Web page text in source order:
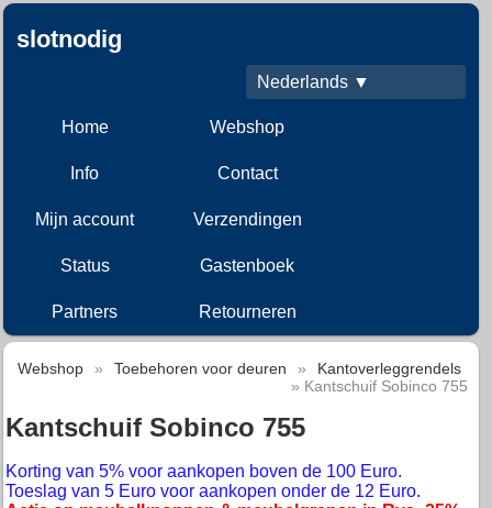
slotnodig
Nederlands ▼
Home Webshop
Info Contact
Mijn account Verzendingen
Status Gastenboek
Partners Retourneren
Webshop » Toebehoren voor deuren »
Kantoverleggrendels
» Kantschuif Sobinco 755
Kantschuif Sobinco 755
Korting van 5% voor aankopen boven de 100 Euro.
Toeslag van 5 Euro voor aankopen onder de 12 Euro.